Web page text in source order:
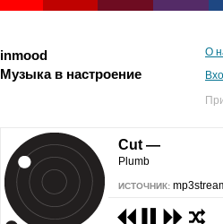
inmood
Музыка в настроение
О
Cut —
Plumb
ИСТОЧНИК: